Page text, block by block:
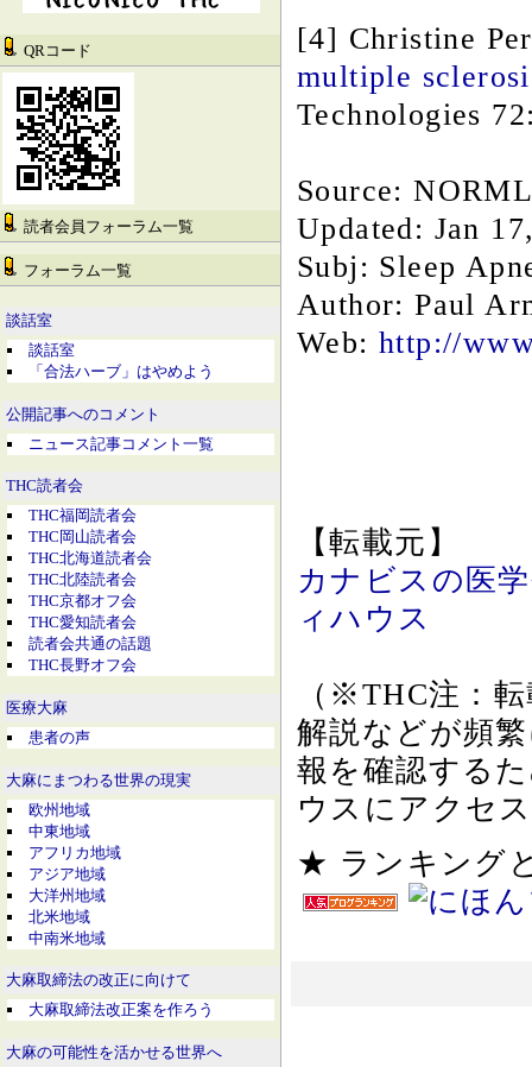
QRコード
読者会員フォーラム一覧
フォーラム一覧
談話室
談話室
「合法ハーブ」はやめよう
公開記事へのコメント
ニュース記事コメント一覧
THC読者会
THC福岡読者会
THC岡山読者会
THC北海道読者会
THC北陸読者会
THC京都オフ会
THC愛知読者会
読者会共通の話題
THC長野オフ会
医療大麻
患者の声
大麻にまつわる世界の現実
欧州地域
中東地域
アフリカ地域
アジア地域
大洋州地域
北米地域
中南米地域
大麻取締法の改正に向けて
大麻取締法改正案を作ろう
大麻の可能性を活かせる世界へ
[4] Christine
multiple
Technologies
Source:
Updated: Jan
Subj: Sleep
Author: Paul
Web: http://
【転載元】
カナビスの医
ィハウス
（※THC注：
解説などが頻
報を確認する
ウスにアクセ
★ ランキン